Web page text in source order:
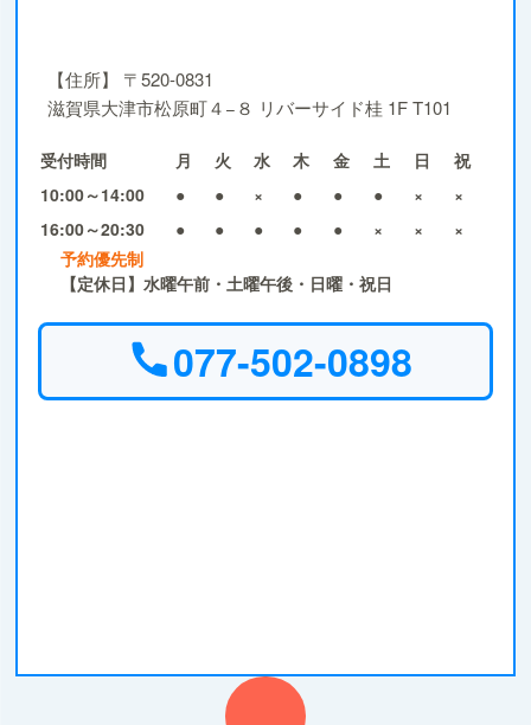
【住所】
〒520-0831
滋賀県大津市松原町４−８ リバーサイド桂 1F T101
受付時間 月 火 水 木 金 土 日
祝
10:00～14:00
● ● × ● ● ● ×
×
16:00～20:30
● ● ● ● ● × ×
×
予約優先制
【定休日】水曜午前・土曜午後・日曜・祝日
077-502-0898